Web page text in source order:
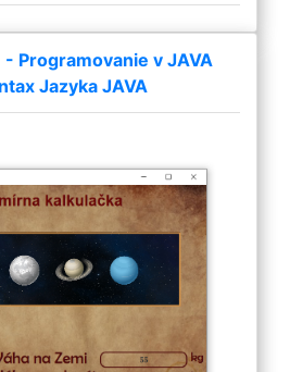
- Programovanie v JAVA
Jazyka JAVA